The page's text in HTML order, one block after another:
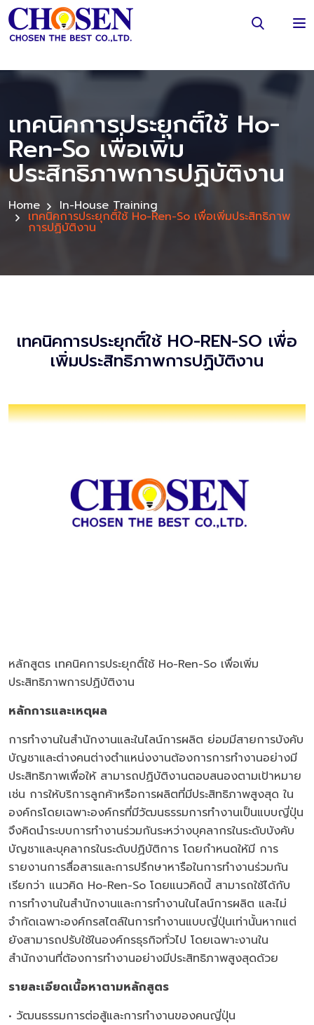
เทคนิคการประยุกติ์ใช้ Ho-
Ren-So เพื่อเพิ่ม
ประสิทธิภาพการปฏิบัติงาน
Home In-House Training
เทคนิคการประยุกติ์ใช้ Ho-Ren-So เพื่อเพิ่มประสิทธิภาพ
การปฏิบัติงาน
เทคนิคการประยุกติ์ใช้ HO-REN-SO เพื่อ
เพิ่มประสิทธิภาพการปฏิบัติงาน
หลักสูตร เทคนิคการประยุกติ์ใช้ Ho-Ren-So เพื่อเพิ่ม
ประสิทธิภาพการปฏิบัติงาน
หลักการและเหตุผล
การทำงานในสำนักงานและในไลน์การผลิต ย่อมมีสายการบังคับ
บัญชาและต่างคนต่างตำแหน่งงานต้องการการทำงานอย่างมี
ประสิทธิภาพเพื่อให้ สามารถปฏิบัติงานตอบสนองตามเป้าหมาย
เช่น การให้บริการลูกค้าหรือการผลิตที่มีประสิทธิภาพสูงสุด ใน
องค์กรโดยเฉพาะองค์กรที่มีวัฒนธรรมการทำงานเป็นแบบญี่ปุ่น
จึงคิดนำระบบการทำงานร่วมกันระหว่างบุคลากรในระดับบังคับ
บัญชาและบุคลากรในระดับปฏิบัติการ โดยกำหนดให้มี การ
รายงานการสื่อสารและการปรึกษาหารือในการทำงานร่วมกัน
เรียกว่า แนวคิด Ho-Ren-So โดยแนวคิดนี้ สามารถใช้ได้กับ
การทำงานในสำนักงานและการทำงานในไลน์การผลิต และไม่
จำกัดเฉพาะองค์กรสไตล์ในการทำงานแบบญี่ปุ่นเท่านั้นหากแต่
ยังสามารถปรับใช้ในองค์กรธุรกิจทั่วไป โดยเฉพาะงานใน
สำนักงานที่ต้องการทำงานอย่างมีประสิทธิภาพสูงสุดด้วย
รายละเอียดเนื้อหาตามหลักสูตร
• วัฒนธรรมการต่อสู้และการทำงานของคนญี่ปุ่น